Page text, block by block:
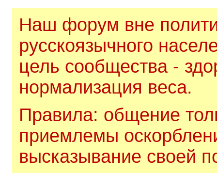
Наш форум вне
русскоязычного
цель сообщества -
нормализация веса.
Правила: общение
приемлемы
высказывание своей